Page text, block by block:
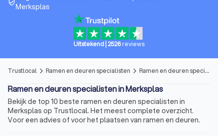
verified_userMerksplas
Uitstekend 2526reviews
Trustlocal arrow_forward_ios Ramen en deuren specialisten arrow_forward_ios Ramen en deuren specialisten in Merksplas
Ramen en deuren specialisten in Merksplas
Bekijk de top 10 beste ramen en deuren specialisten in
Merksplas op Trustlocal. Het meest complete overzicht.
Voor een advies of voor het plaatsen van ramen en deuren.